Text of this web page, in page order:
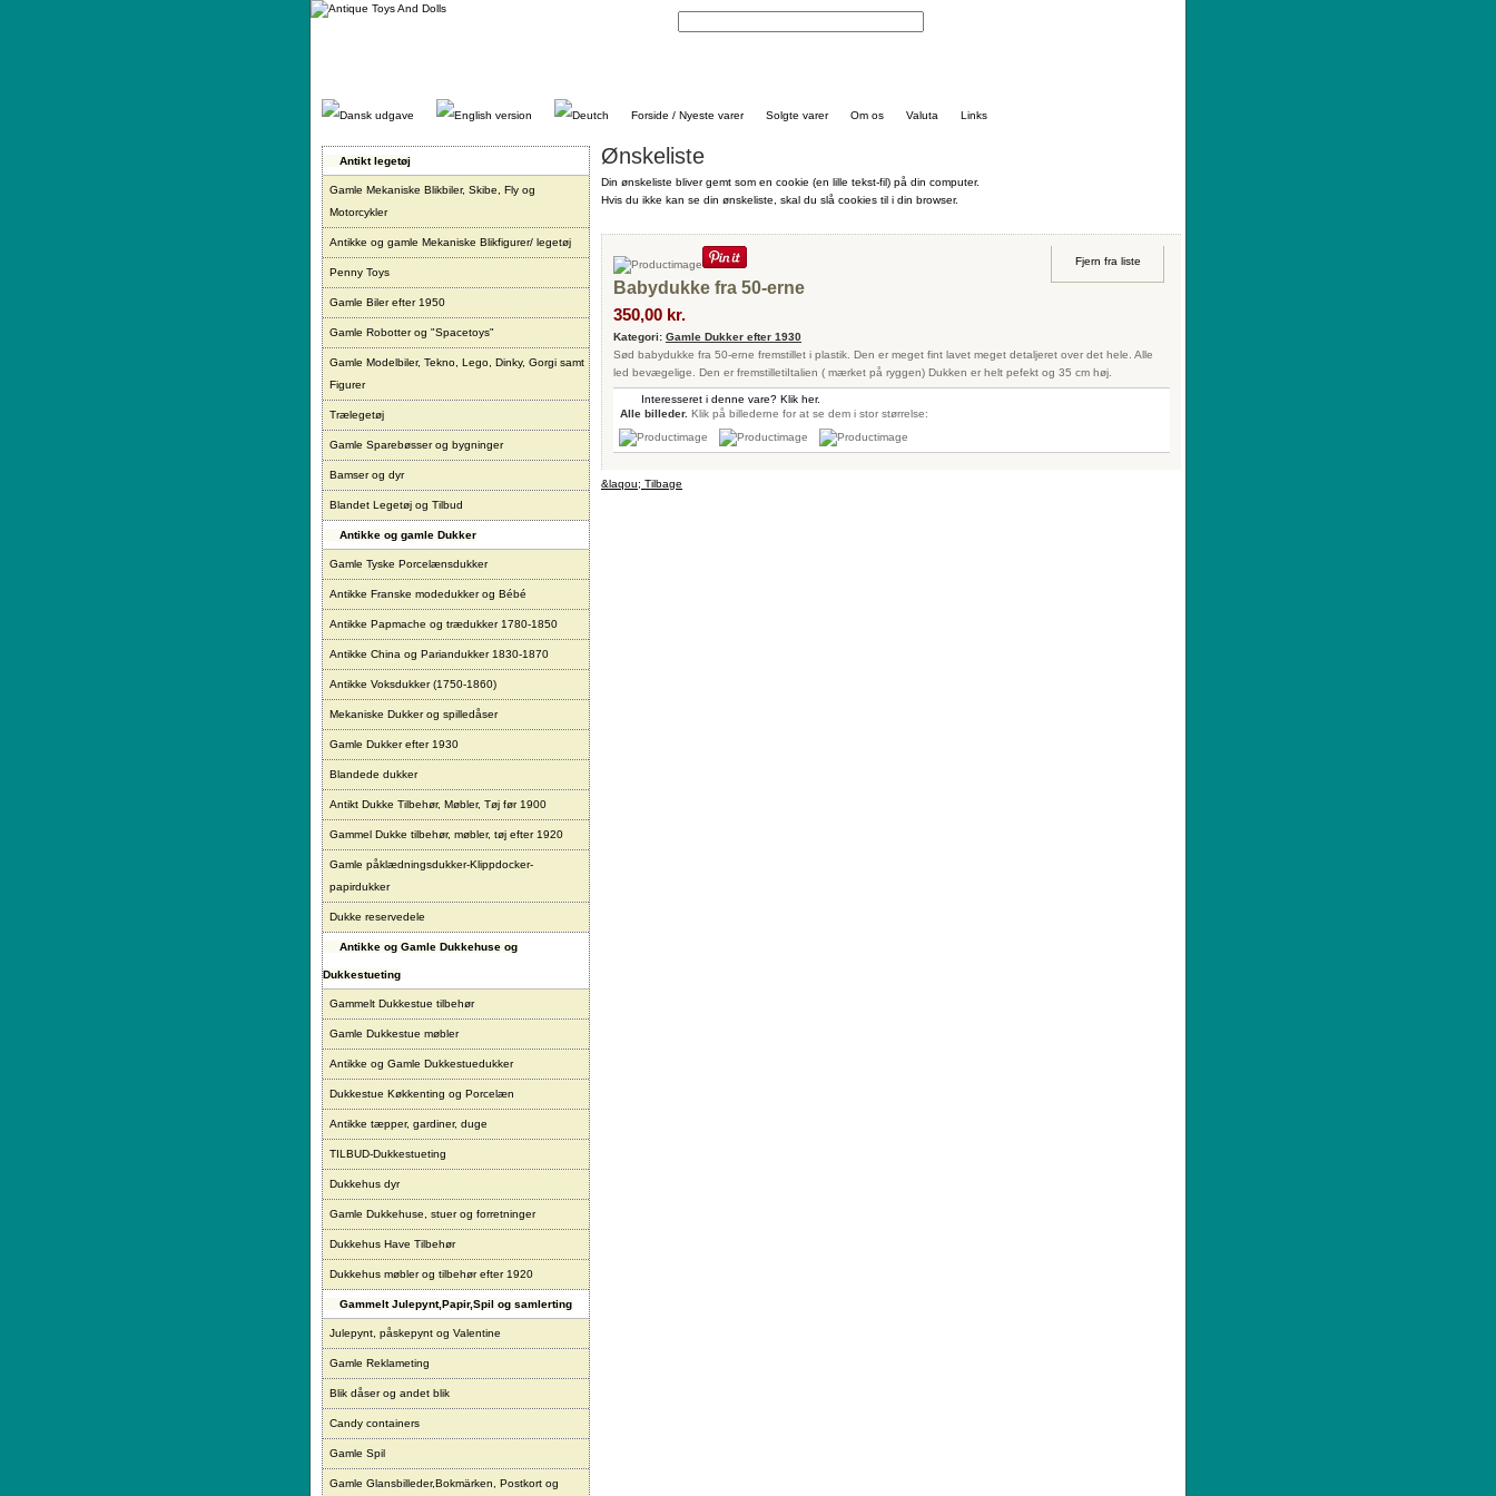
Gå
Forside / Nyeste varer Solgte varer Om os Valuta Links
Antikt legetøj
Gamle Mekaniske Blikbiler, Skibe, Fly og
Motorcykler
Antikke og gamle Mekaniske Blikfigurer/ legetøj
Penny Toys
Gamle Biler efter 1950
Gamle Robotter og "Spacetoys"
Gamle Modelbiler, Tekno, Lego, Dinky, Gorgi samt
Figurer
Trælegetøj
Gamle Sparebøsser og bygninger
Bamser og dyr
Blandet Legetøj og Tilbud
Antikke og gamle Dukker
Gamle Tyske Porcelænsdukker
Antikke Franske modedukker og Bébé
Antikke Papmache og trædukker 1780-1850
Antikke China og Pariandukker 1830-1870
Antikke Voksdukker (1750-1860)
Mekaniske Dukker og spilledåser
Gamle Dukker efter 1930
Blandede dukker
Antikt Dukke Tilbehør, Møbler, Tøj før 1900
Gammel Dukke tilbehør, møbler, tøj efter 1920
Gamle påklædningsdukker-Klippdocker-
papirdukker
Dukke reservedele
Antikke og Gamle Dukkehuse og
Dukkestueting
Gammelt Dukkestue tilbehør
Gamle Dukkestue møbler
Antikke og Gamle Dukkestuedukker
Dukkestue Køkkenting og Porcelæn
Antikke tæpper, gardiner, duge
TILBUD-Dukkestueting
Dukkehus dyr
Gamle Dukkehuse, stuer og forretninger
Dukkehus Have Tilbehør
Dukkehus møbler og tilbehør efter 1920
Gammelt Julepynt,Papir,Spil og samlerting
Julepynt, påskepynt og Valentine
Gamle Reklameting
Blik dåser og andet blik
Candy containers
Gamle Spil
Gamle Glansbilleder,Bokmärken, Postkort og
Ønskeliste
Din ønskeliste bliver gemt som en cookie (en lille tekst-fil) på din computer.
Hvis du ikke kan se din ønskeliste, skal du slå cookies til i din browser.
Fjern fra liste
Babydukke fra 50-erne
350,00 kr.
Kategori: Gamle Dukker efter 1930
Sød babydukke fra 50-erne fremstillet i plastik. Den er meget fint lavet meget detaljeret over det hele. Alle
led bevægelige. Den er fremstilletiItalien ( mærket på ryggen) Dukken er helt pefekt og 35 cm høj.
Interesseret i denne vare? Klik her.
Alle billeder. Klik på billederne for at se dem i stor størrelse:
&laqou; Tilbage